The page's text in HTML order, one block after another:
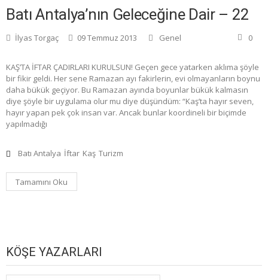
Batı Antalya’nın Geleceğine Dair – 22
İlyas Torgaç 09 Temmuz 2013 Genel 0
KAŞ’TA İFTAR ÇADIRLARI KURULSUN! Geçen gece yatarken aklıma şöyle
bir fikir geldi. Her sene Ramazan ayı fakirlerin, evi olmayanların boynu
daha bükük geçiyor. Bu Ramazan ayında boyunlar bükük kalmasın
diye şöyle bir uygulama olur mu diye düşündüm: “Kaş’ta hayır seven,
hayır yapan pek çok insan var. Ancak bunlar koordineli bir biçimde
yapılmadığı
Batı Antalya İftar Kaş Turizm
Tamamını Oku
KÖŞE YAZARLARI